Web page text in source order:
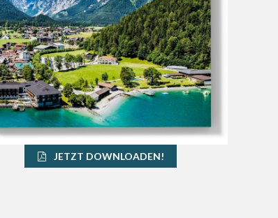
JETZT DOWNLOADEN!